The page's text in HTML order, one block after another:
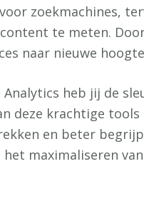
zoekmachines,
te meten.
naar nieuwe
Analytics heb jij de
deze krachtige
en beter
maximaliseren